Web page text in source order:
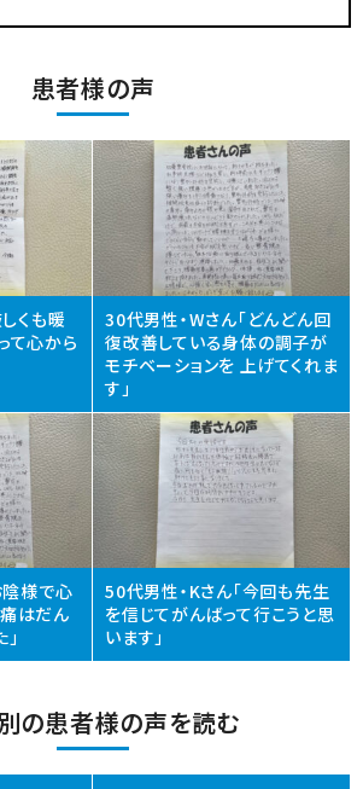
患者様の声
くも暖
て心から
30代男性・Wさん「どんどん回
復改善している身体の調子が
モチベーションを 上げてくれま
す」
陰様で心
はだん
50代男性・Kさん「今回も先生
を信じてがんばって行こうと思
います」
の患者様の声を読む